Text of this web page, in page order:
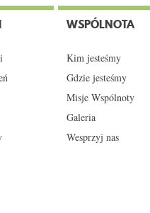
WSPÓLNOTA
Kim jesteśmy
Gdzie jesteśmy
Misje Wspólnoty
Galeria
Wesprzyj nas